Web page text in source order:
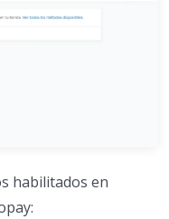
habilitados en